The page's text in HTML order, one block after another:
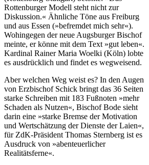
Rottenburger Modell steht nicht zur
Diskussion.« Ähnliche Töne aus Freiburg
und aus Essen (»befremdet mich sehr«).
Wohingegen der neue Augsburger Bischof
meinte, er könne mit dem Text »gut leben«.
Kardinal Rainer Maria Woelki (Köln) lobte
es ausdrücklich und findet es wegweisend.
Aber welchen Weg weist es? In den Augen
von Erzbischof Schick bringt das 36 Seiten
starke Schreiben mit 183 Fußnoten »mehr
Schaden als Nutzen«, Bischof Bode sieht
darin eine »starke Bremse der Motivation
und Wertschätzung der Dienste der Laien«,
für ZdK-Präsident Thomas Sternberg ist es
Ausdruck von »abenteuerlicher
Realitätsferne«.